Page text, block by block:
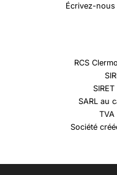
Écrivez-nous
RCS
SARL au
TVA
Société